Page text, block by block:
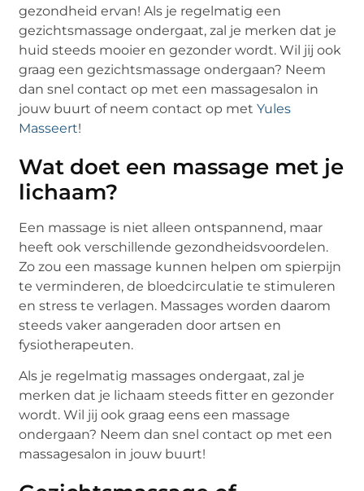
gezondheid ervan! Als je regelmatig een
gezichtsmassage ondergaat, zal je merken dat je
huid steeds mooier en gezonder wordt. Wil jij ook
graag een gezichtsmassage ondergaan? Neem
dan snel contact op met een massagesalon in
jouw buurt of neem contact op metYules
Masseert!
Wat doet een massage met je
lichaam?
Een massage is niet alleen ontspannend, maar
heeft ook verschillende gezondheidsvoordelen.
Zo zou een massage kunnen helpen om spierpijn
te verminderen, de bloedcirculatie te stimuleren
en stress te verlagen. Massages worden daarom
steeds vaker aangeraden door artsen en
fysiotherapeuten.
Als je regelmatig massages ondergaat, zal je
merken dat je lichaam steeds fitter en gezonder
wordt. Wil jij ook graag eens een massage
ondergaan? Neem dan snel contact op met een
massagesalon in jouw buurt!